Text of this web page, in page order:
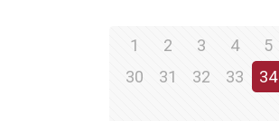
1 2 3 4 5
30
31 32 33 34